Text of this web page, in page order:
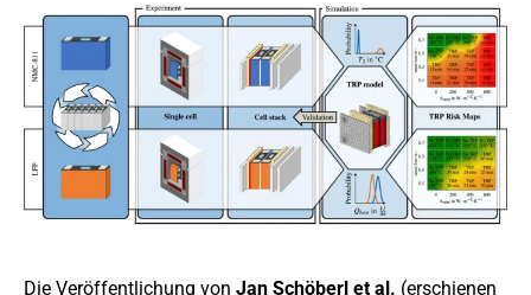
Die Veröffentlichung von Jan Schöberl et al. (erschienen